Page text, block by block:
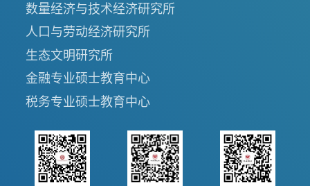
数量经济与技术经济研究所
人口与劳动经济研究所
生态文明研究所
金融专业硕士教育中心
税务专业硕士教育中心